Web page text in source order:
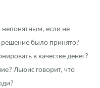
непонятным, если не
было принято?
в качестве денег?
Льюис говорит, что